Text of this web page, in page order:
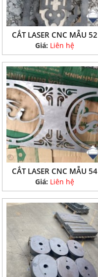
CẮT LASER CNC MẪU 52
Giá: Liên hệ
CẮT LASER CNC MẪU 54
Giá: Liên hệ